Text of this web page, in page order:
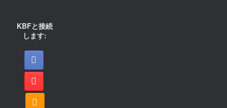
KBFと接続
します: